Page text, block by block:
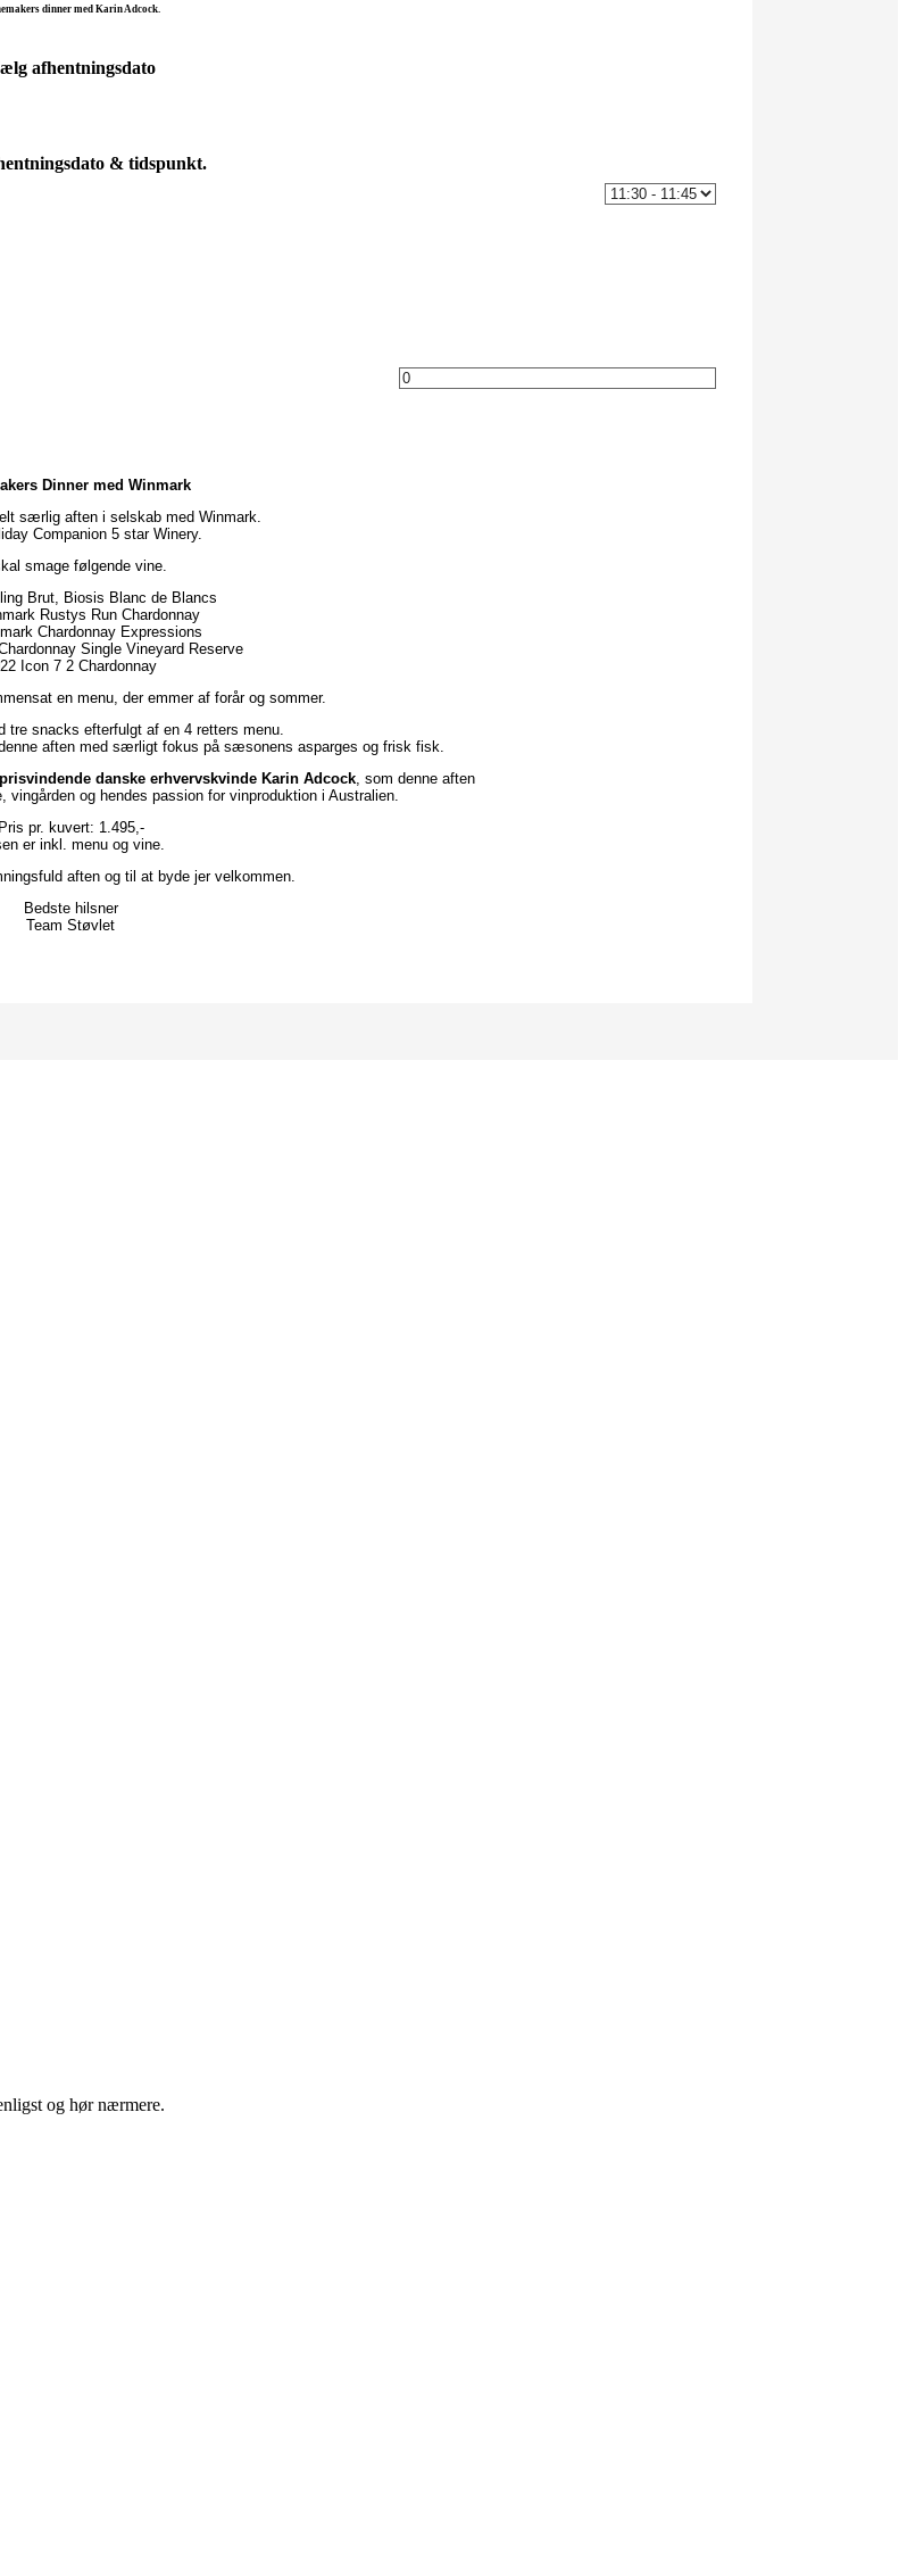
dinner med Karin Adcock.
afhentningsdato
& tidspunkt.
Dinner med Winmark
særlig aften i selskab med Winmark.
Companion 5 star Winery.
smage følgende vine.
Brut, Biosis Blanc de Blancs
Rustys Run Chardonnay
Chardonnay Expressions
Single Vineyard Reserve
Icon 7 2 Chardonnay
en menu, der emmer af forår og sommer.
tre snacks efterfulgt af en 4 retters menu.
aften med særligt fokus på sæsonens asparges og frisk fisk.
danske erhvervskvinde Karin Adcock, som denne aften
og hendes passion for vinproduktion i Australien.
Pris pr. kuvert: 1.495,-
er inkl. menu og vine.
aften og til at byde jer velkommen.
Bedste hilsner
Team Støvlet
og hør nærmere.